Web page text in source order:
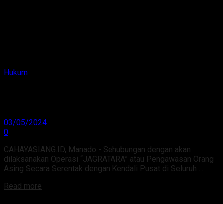
Hukum
03/05/2024
0
CAHAYASIANG.ID, Manado - Sehubungan dengan akan
dilaksanakan Operasi “JAGRATARA” atau Pengawasan Orang
Asing Secara Serentak dengan Kendali Pusat di Seluruh ...
Read more